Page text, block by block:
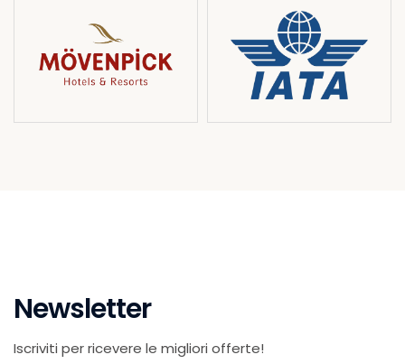
Newsletter
Iscriviti per ricevere le migliori offerte!